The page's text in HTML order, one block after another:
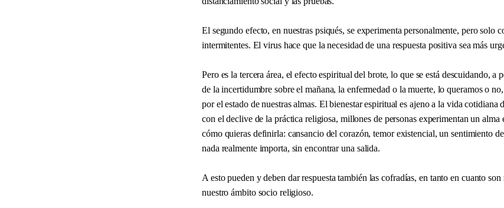
El segundo efecto, en nuestras psiqués, se experimenta personalmente, pero solo
intermitentes. El virus hace que la necesidad de una respuesta positiva sea más
Pero es la tercera área, el efecto espiritual del brote, lo que se está descuidando, a
de la incertidumbre sobre el mañana, la enfermedad o la muerte, lo queramos o
por el estado de nuestras almas. El bienestar espiritual es ajeno a la vida cotidiana
con el declive de la práctica religiosa, millones de personas experimentan un alma
cómo quieras definirla: cansancio del corazón, temor existencial, un sentimiento
nada realmente importa, sin encontrar una salida.
A esto pueden y deben dar respuesta también las cofradías, en tanto en cuanto
nuestro ámbito socio religioso.